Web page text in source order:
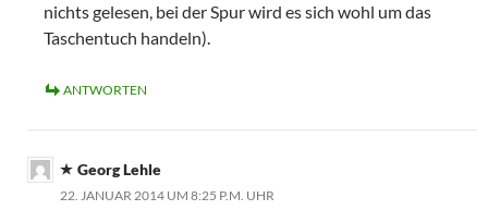
nichts gelesen, bei der Spur wird es sich wohl um das
Taschentuch handeln).
ANTWORTEN
Georg Lehle
22. JANUAR 2014 UM 8:25 P.M. UHR